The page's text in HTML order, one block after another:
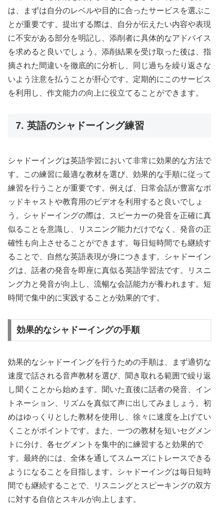
は、まずは自分のレベルや目的に合ったサービスを選ぶこ
とが重要です。提出する際は、自分が伝えたい内容や表現
に不安がある部分を明記し、添削者に具体的なアドバイス
を求めると良いでしょう。添削結果を受け取った後は、指
摘された間違いを徹底的に分析し、同じ過ちを繰り返さな
いよう注意を払うことが肝心です。定期的にこのサービス
を利用し、作文能力の向上に役立てることができます。
7. 英語のシャドーイング練習
シャドーイングは英語学習において非常に効果的な方法で
す。この練習に最適な教材を選び、効果的な手順に従って
練習を行うことが重要です。例えば、日常会話が豊富なポ
ッドキャストや教育用のビデオを利用すると良いでしょ
う。シャドーイングの際は、スピーカーの発音を正確に真
似ることを意識し、リスニング能力だけでなく、発音の正
確性も向上させることができます。毎日短時間でも継続す
ることで、自然な英語表現が身につきます。シャドーイン
グは、話者の発音を即座に真似る英語学習法です。リスニ
ング力と発音が向上し、流暢な会話能力が養われます。短
時間で集中的に実践することが効果的です。
効果的なシャドーイングの手順
効果的なシャドーイングを行うための手順は、まず適切な
速度で話される音声教材を選び、聞き取れる範囲で繰り返
し聞くことから始めます。聞いた直後に話者の発音、イン
トネーション、リズムを真似て声に出してみましょう。初
めはゆっくりとした教材を使用し、徐々に速度を上げてい
くことがポイントです。また、一つの教材を短いセグメン
トに分け、各セグメントを集中的に練習すると効果的で
す。最終的には、全体を通してスムーズにトレースできる
ようになることを目指します。シャドーイングは毎日短時
間でも継続することで、リスニングとスピーキングの双方
に対する自信とスキルが向上します。